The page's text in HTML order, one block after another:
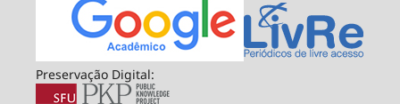
Preservação Digital: